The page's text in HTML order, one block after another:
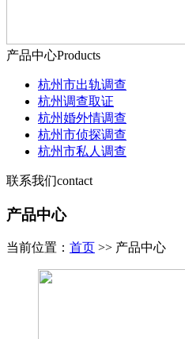
产品中心Products
杭州市出轨调查
杭州调查取证
杭州婚外情调查
杭州市侦探调查
杭州市私人调查
联系我们contact
产品中心
当前位置： 首页 >> 产品中心